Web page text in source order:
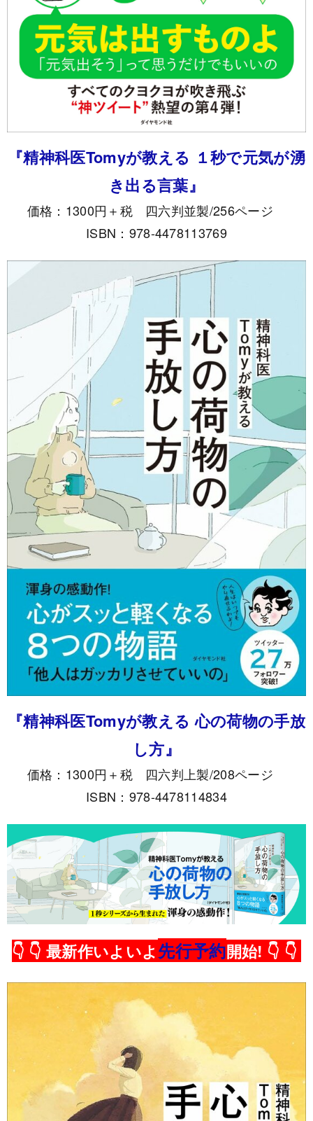
『精神科医Tomyが教える １秒で元気が湧
き出る言葉』
価格：1300円＋税 四六判並製/256ページ
ISBN：978-4478113769
『精神科医Tomyが教える 心の荷物の手放
し方』
価格：1300円＋税 四六判上製/208ページ
ISBN：978-4478114834
👇 👇 最新作いよいよ先行予約開始! 👇 👇